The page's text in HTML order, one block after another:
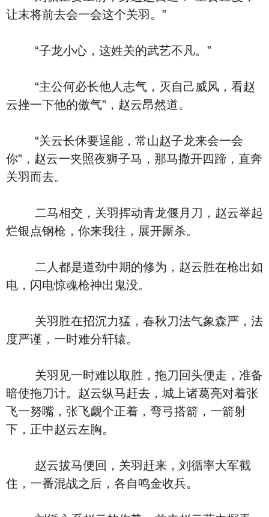
让末将前去会一会这个关羽。”
“子龙小心，这姓关的武艺不凡。”
“主公何必长他人志气，灭自己威风，看赵
云挫一下他的傲气”，赵云昂然道。
“关云长休要逞能，常山赵子龙来会一会
你”，赵云一夹照夜狮子马，那马撒开四蹄，直奔
关羽而去。
二马相交，关羽挥动青龙偃月刀，赵云举起
烂银点钢枪，你来我往，展开厮杀。
二人都是道劲中期的修为，赵云胜在枪出如
电，闪电惊魂枪神出鬼没。
关羽胜在招沉力猛，春秋刀法气象森严，法
度严谨，一时难分轩辕。
关羽见一时难以取胜，拖刀回头便走，准备
暗使拖刀计。赵云纵马赶去，城上诸葛亮对着张
飞一努嘴，张飞觑个正着，弯弓搭箭，一箭射
下，正中赵云左胸。
赵云拔马便回，关羽赶来，刘循率大军截
住，一番混战之后，各自鸣金收兵。